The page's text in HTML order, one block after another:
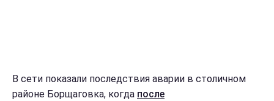
В сети показали последствия аварии в столичном
районе Борщаговка, когда после